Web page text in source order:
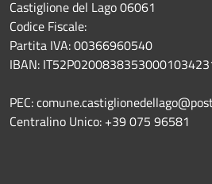
Castiglione del Lago 06061
Codice Fiscale:
Partita IVA: 00366960540
IBAN:
PEC:
Centralino Unico: +39 075 96581